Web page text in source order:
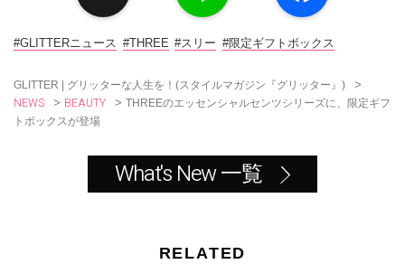
o
#GLITTERニュース #THREE #スリー #限定ギフトボックス
GLITTER | グリッターな人生を！(スタイルマガジン『グリッター』) >
NEWS > BEAUTY > THREEのエッセンシャルセンツシリーズに、限定ギフ
トボックスが登場
What's New 一覧
RELATED